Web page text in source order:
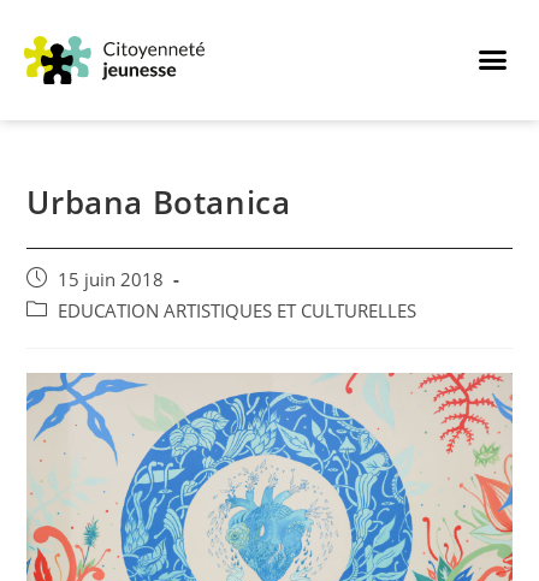
Urbana Botanica
15 juin 2018
EDUCATION ARTISTIQUES ET CULTURELLES